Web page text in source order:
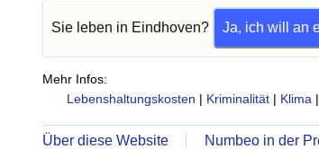
Sie leben in Eindhoven? Ja, ich will an
Mehr Infos:
Lebenshaltungskosten | Kriminalität | Klima |
Über diese Website Numbeo in der